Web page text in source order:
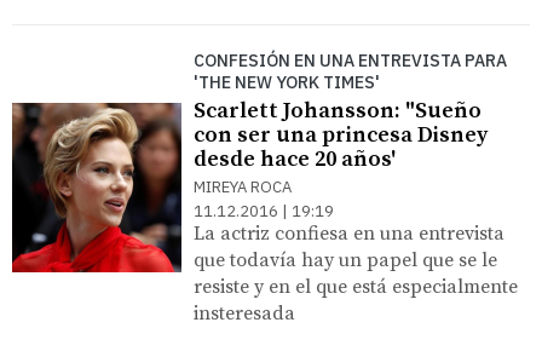
CONFESIÓN EN UNA ENTREVISTA PARA
'THE NEW YORK TIMES'
Scarlett Johansson: "Sueño
con ser una princesa Disney
desde hace 20 años'
MIREYA ROCA
11.12.2016 | 19:19
La actriz confiesa en una entrevista
que todavía hay un papel que se le
resiste y en el que está especialmente
insteresada